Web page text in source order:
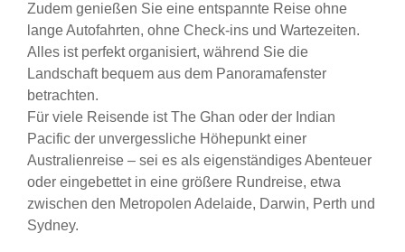
Zudem genießen Sie eine entspannte Reise ohne
lange Autofahrten, ohne Check-ins und Wartezeiten.
Alles ist perfekt organisiert, während Sie die
Landschaft bequem aus dem Panoramafenster
betrachten.
Für viele Reisende ist The Ghan oder der Indian
Pacific der unvergessliche Höhepunkt einer
Australienreise – sei es als eigenständiges Abenteuer
oder eingebettet in eine größere Rundreise, etwa
zwischen den Metropolen Adelaide, Darwin, Perth und
Sydney.